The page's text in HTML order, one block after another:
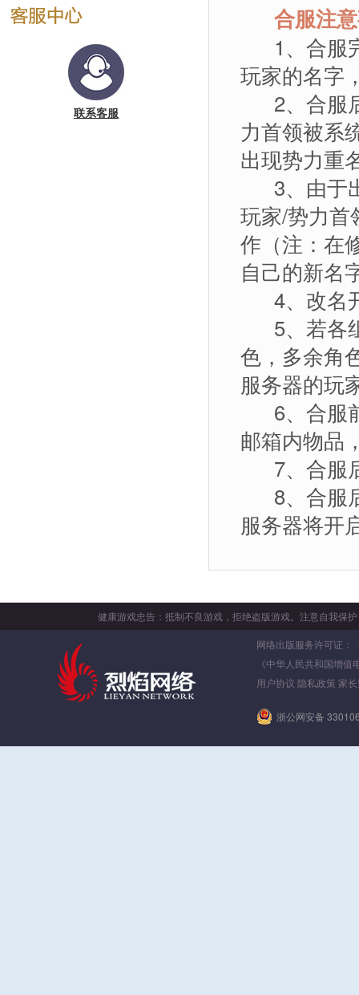
联系客服
合服注
1、合服
玩家的名字
2、合服
力首领被系
出现势力重
3、由于
玩家/势力首
作（注：在
自己的新名
4、改名
5、若各
色，多余角
服务器的玩
6、合服
邮箱内物品
7、合服
8、合服
服务器将开
健康游戏忠告：抵制不良游戏，拒绝盗版游戏。注意自我保
网络出版服务许可证：
《中华人民共和国增
用户协议 隐私政策 家
浙公网安备